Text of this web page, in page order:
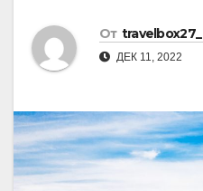
От travelbox27_
ДЕК 11, 2022